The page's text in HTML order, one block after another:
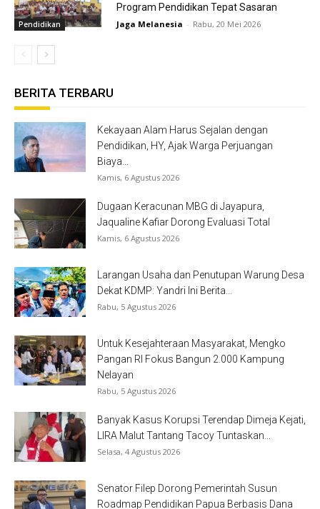
Pendidikan
Program Pendidikan Tepat Sasaran
Jaga Melanesia - Rabu, 20 Mei 2026
BERITA TERBARU
Kekayaan Alam Harus Sejalan dengan
Pendidikan, HY, Ajak Warga Perjuangan
Biaya...
Kamis, 6 Agustus 2026
Dugaan Keracunan MBG di Jayapura,
Jaqualine Kafiar Dorong Evaluasi Total
Kamis, 6 Agustus 2026
Larangan Usaha dan Penutupan Warung Desa
Dekat KDMP: Yandri Ini Berita...
Rabu, 5 Agustus 2026
Untuk Kesejahteraan Masyarakat, Mengko
Pangan RI Fokus Bangun 2.000 Kampung
Nelayan
Rabu, 5 Agustus 2026
Banyak Kasus Korupsi Terendap Dimeja Kejati,
LIRA Malut Tantang Tacoy Tuntaskan...
Selasa, 4 Agustus 2026
Senator Filep Dorong Pemerintah Susun
Roadmap Pendidikan Papua Berbasis Dana